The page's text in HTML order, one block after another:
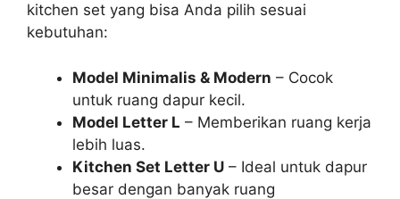
kitchen set yang bisa Anda pilih sesuai
kebutuhan:
Model Minimalis & Modern – Cocok
untuk ruang dapur kecil.
Model Letter L – Memberikan ruang kerja
lebih luas.
Kitchen Set Letter U – Ideal untuk dapur
besar dengan banyak ruang